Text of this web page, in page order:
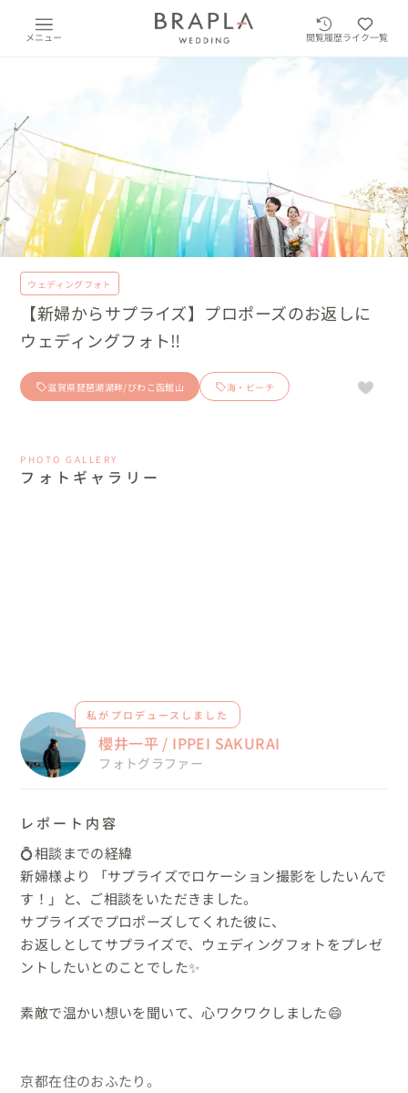
メニュー 閲覧履歴ライク一覧
ウェディングフォト
【新婦からサプライズ】プロポーズのお返しに
ウェディングフォト‼
滋賀県琵琶湖湖畔/びわこ函館山 海・ビーチ
PHOTO GALLERY
フォトギャラリー
私がプロデュースしました
櫻井一平 / IPPEI SAKURAI
フォトグラファー
レポート内容
💍相談までの経緯
新婦様より 「サプライズでロケーション撮影をしたいんで
す！」と、ご相談をいただきました。
サプライズでプロポーズしてくれた彼に、
お返しとしてサプライズで、ウェディングフォトをプレゼ
ントしたいとのことでした✨
素敵で温かい想いを聞いて、心ワクワクしました😄
京都在住のおふたり。